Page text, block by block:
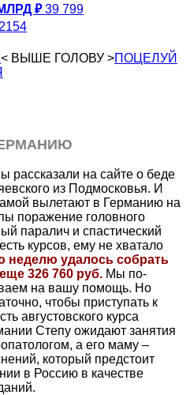
₽ 39 799
2154
< ВЫШЕ ГОЛОВУ >ПОЦЕЛУЙ
рассказали на сайте о беде
из Подмосковья. И
вылетают в Германию на
поражение головного
паралич и спастический
курсов, ему не хватало
неделю удалось собрать
326 760 руб. Мы по-
на вашу помощь. Но
чтобы приступать к
августовского курса
Степу ожидают занятия
а его маму –
который предстоит
в Россию в качестве